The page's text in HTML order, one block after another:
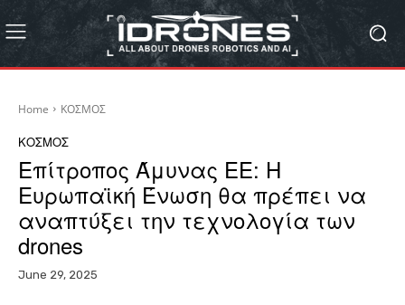
Home ΚΟΣΜΟΣ
ΚΟΣΜΟΣ
Επίτροπος Άμυνας ΕΕ: Η
Ευρωπαϊκή Ένωση θα πρέπει να
αναπτύξει την τεχνολογία των
drones
June 29, 2025